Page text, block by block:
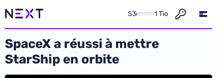
S3 1 Tio
SpaceX a réussi à mettre
StarShip en orbite